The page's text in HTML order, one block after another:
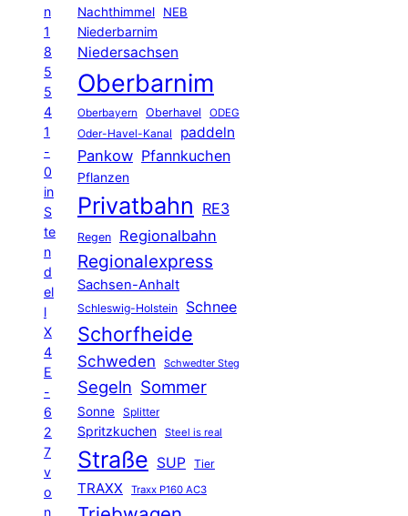
n
1
8
5
5
4
1
-
0
in
S
te
n
d
el
l
X
4
E
-
6
2
7
v
o
n
Nachthimmel
NEB
Niederbarnim
Niedersachsen
Oberbarnim
Oberbayern Oberhavel ODEG
Oder-Havel-Kanal paddeln
Pankow Pfannkuchen
Pflanzen
Privatbahn RE3
Regen Regionalbahn
Regionalexpress
Sachsen-Anhalt
Schleswig-Holstein Schnee
Schorfheide
Schweden Schwedter Steg
Segeln Sommer
Sonne Splitter
Spritzkuchen Steel is real
Straße SUP Tier
TRAXX Traxx P160 AC3